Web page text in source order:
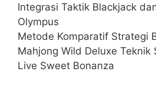
Integrasi Taktik Blackjack
Olympus
Metode Komparatif Strategi
Mahjong Wild Deluxe Teknik
Live Sweet Bonanza